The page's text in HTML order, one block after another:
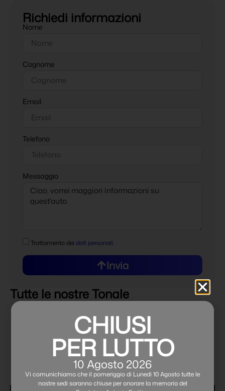
Richiedi informazioni
Nome
Cognome
Email
Telefono
Messaggio
Trattamento dei dati personali.
Invia
Tutte le nostre Tonale
CHIUSI
PER LUTTO
10 Agosto 2026
Vi comunichiamo che il pomeriggio di Lunedì 10 Agosto tutte le
nostre sedi saranno chiuse per onorare la memoria del